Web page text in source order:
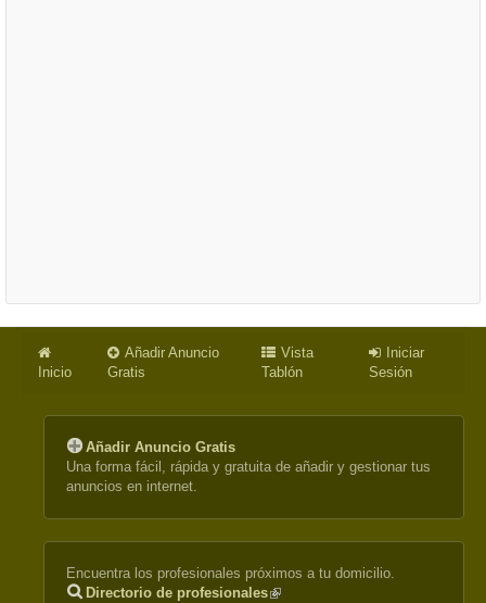
Inicio
Añadir Anuncio
Gratis
Vista
Tablón
Iniciar
Sesión
Añadir Anuncio Gratis
Una forma fácil, rápida y gratuita de añadir y gestionar tus
anuncios en internet.
Encuentra los profesionales próximos a tu domicilio.
Directorio de profesionales(link